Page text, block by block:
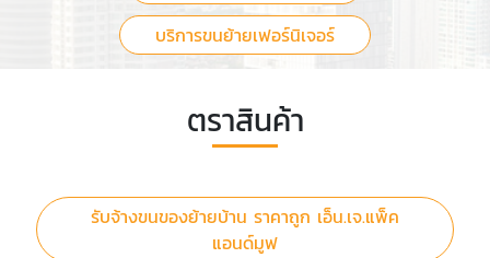
บริการขนย้ายเฟอร์นิเจอร์
ตราสินค้า
รับจ้างขนของย้ายบ้าน ราคาถูก เอ็น.เจ.แพ็ค
แอนด์มูฟ